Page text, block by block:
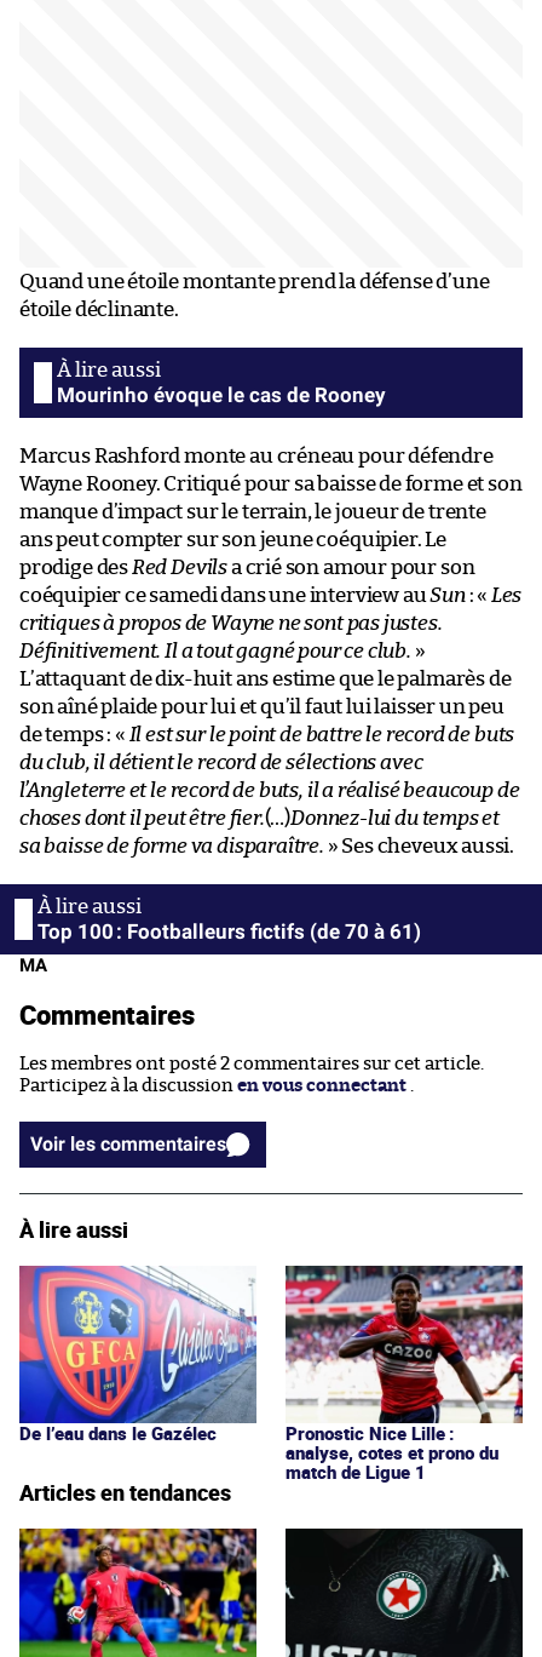
Quand une étoile montante prend la défense d’une
étoile déclinante.
Mourinho évoque le cas de Rooney
Marcus Rashford monte au créneau pour défendre
Wayne Rooney. Critiqué pour sa baisse de forme et son
manque d’impact sur le terrain, le joueur de trente
ans peut compter sur son jeune coéquipier. Le
prodige des Red Devilsa crié son amour pour son
coéquipier ce samedi dans une interview auSun: « Les
critiques à propos de Wayne ne sont pas justes.
Définitivement. Il a tout gagné pour ce club. »
L’attaquant de dix-huit ans estime que le palmarès de
son aîné plaide pour lui et qu’il faut lui laisser un peu
de temps : « Il est sur le point de battre le record de buts
du club, il détient le record de sélections avec
l’Angleterre et le record de buts, il a réalisé beaucoup de
choses dont il peut être fier.(…)Donnez-lui du temps et
sa baisse de forme va disparaître. » Ses cheveux aussi.
Top 100 : Footballeurs fictifs (de 70 à 61)
MA
Commentaires
Les membres ont posté 2 commentaires sur cet article.
Participez à la discussion en vous connectant
Voir les commentaires
À lire aussi
De l’eau dans le Gazélec
Pronostic Nice Lille :
analyse, cotes et prono du
match de Ligue 1
Articles en tendances